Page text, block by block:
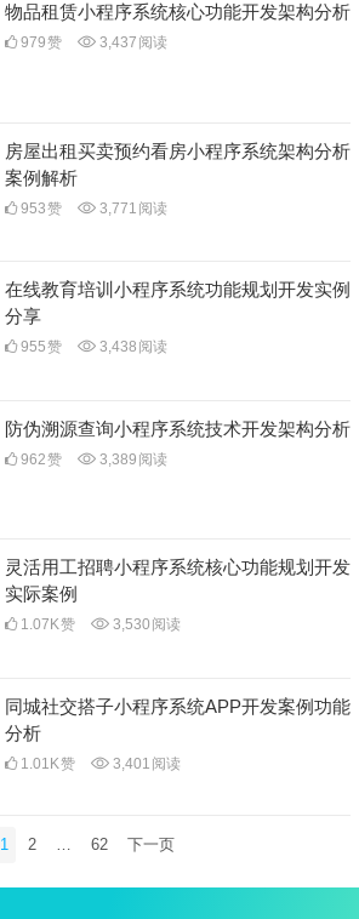
物品租赁小程序系统核心功能开发架构分析
979赞 3,437 阅读
房屋出租买卖预约看房小程序系统架构分析
案例解析
953赞 3,771 阅读
在线教育培训小程序系统功能规划开发实例
分享
955赞 3,438 阅读
防伪溯源查询小程序系统技术开发架构分析
962赞 3,389 阅读
灵活用工招聘小程序系统核心功能规划开发
实际案例
1.07K赞 3,530 阅读
同城社交搭子小程序系统APP开发案例功能
分析
1.01K赞 3,401 阅读
1 2 62 下一页